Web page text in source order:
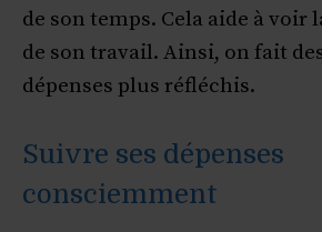
de son temps. Cela aide à voir
de son travail. Ainsi, on fait
dépenses plus réfléchis.
Suivre ses dépenses
consciemment